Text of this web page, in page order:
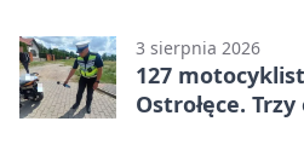
3 sierpnia 2026
127
Ostrołęce.